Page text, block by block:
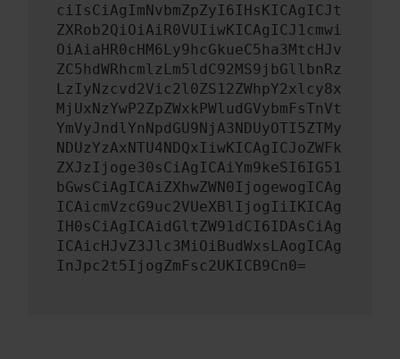
ciIsCiAgImNvbmZpZyI6IHsKICAgICJt
ZXRob2QiOiAiR0VUIiwKICAgICJ1cmwi
OiAiaHR0cHM6Ly9hcGkueC5ha3MtcHJv
ZC5hdWRhcmlzLm5ldC92MS9jbGllbnRz
LzIyNzcvd2Vic2l0ZS12ZWhpY2xlcy8x
MjUxNzYwP2ZpZWxkPWludGVybmFsTnVt
YmVyJndlYnNpdGU9NjA3NDUyOTI5ZTMy
NDUzYzAxNTU4NDQxIiwKICAgICJoZWFk
ZXJzIjoge30sCiAgICAiYm9keSI6IG51
bGwsCiAgICAiZXhwZWN0IjogewogICAg
ICAicmVzcG9uc2VUeXBlIjogIiIKICAg
IH0sCiAgICAidGltZW91dCI6IDAsCiAg
ICAicHJvZ3Jlc3MiOiBudWxsLAogICAg
InJpc2t5IjogZmFsc2UKICB9Cn0=